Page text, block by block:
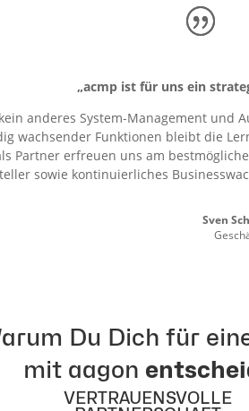
„acmp ist für uns ein
anderes System-Management und
wachsender Funktionen bleibt die
Partner erfreuen uns am
sowie kontinuierliches
Sven
Du Dich für
mit aagon
VERTRAUENSVOLLE